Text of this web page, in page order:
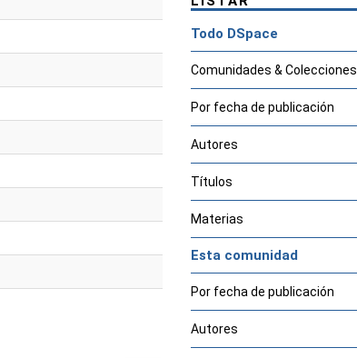
Todo DSpace
Comunidades & Colecciones
Por fecha de publicación
Autores
Títulos
Materias
Esta comunidad
Por fecha de publicación
Autores